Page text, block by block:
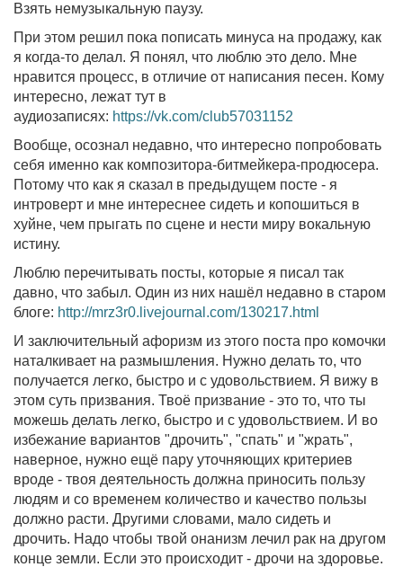
Взять немузыкальную паузу.
При этом решил пока пописать минуса на продажу, как
я когда-то делал. Я понял, что люблю это дело. Мне
нравится процесс, в отличие от написания песен. Кому
интересно, лежат тут в
аудиозаписях: https://vk.com/club57031152
Вообще, осознал недавно, что интересно попробовать
себя именно как композитора-битмейкера-продюсера.
Потому что как я сказал в предыдущем посте - я
интроверт и мне интереснее сидеть и копошиться в
хуйне, чем прыгать по сцене и нести миру вокальную
истину.
Люблю перечитывать посты, которые я писал так
давно, что забыл. Один из них нашёл недавно в старом
блоге: http://mrz3r0.livejournal.com/130217.html
И заключительный афоризм из этого поста про комочки
наталкивает на размышления. Нужно делать то, что
получается легко, быстро и с удовольствием. Я вижу в
этом суть призвания. Твоё призвание - это то, что ты
можешь делать легко, быстро и с удовольствием. И во
избежание вариантов "дрочить", "спать" и "жрать",
наверное, нужно ещё пару уточняющих критериев
вроде - твоя деятельность должна приносить пользу
людям и со временем количество и качество пользы
должно расти. Другими словами, мало сидеть и
дрочить. Надо чтобы твой онанизм лечил рак на другом
конце земли. Если это происходит - дрочи на здоровье.